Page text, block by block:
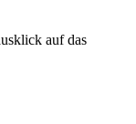
auf das